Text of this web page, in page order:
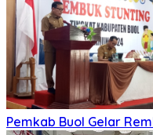
Pemkab Buol Gelar